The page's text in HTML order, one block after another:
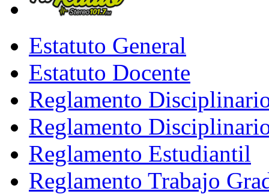
Estatuto General
Estatuto Docente
Reglamento
Reglamento
Reglamento Estudiantil
Reglamento Trabajo